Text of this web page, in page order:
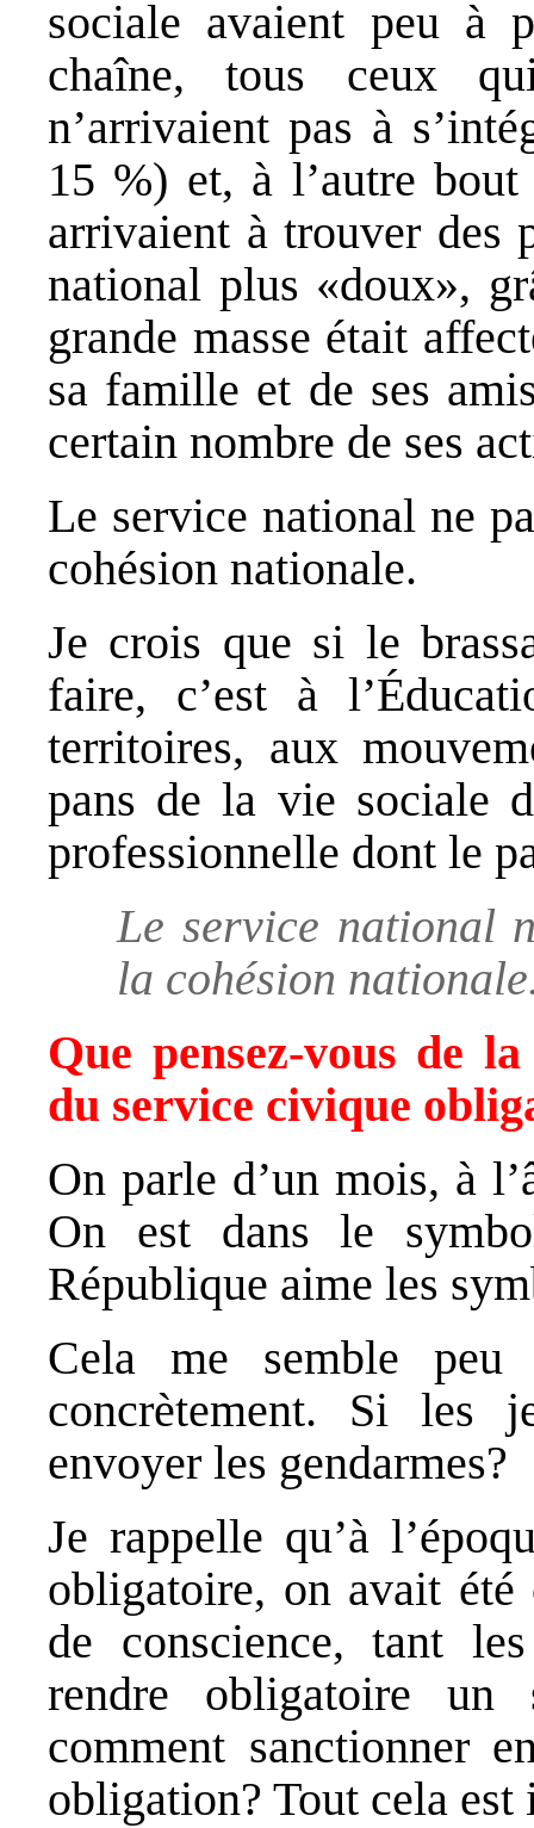
sociale avaient peu à
chaîne, tous ceux
n’arrivaient pas à
15 %) et, à l’autre
arrivaient à trouver des
national plus «doux»,
grande masse était
sa famille et de ses
certain nombre de ses
Le service national ne
cohésion nationale.
Je crois que si le
faire, c’est à
territoires, aux
pans de la vie sociale
professionnelle dont le
Le service national
la cohésion
Que pensez-vous de
du service civique
On parle d’un mois, à
On est dans le
République aime les
Cela me semble
concrètement. Si les
envoyer les gendarmes?
Je rappelle qu’à
obligatoire, on avait
de conscience, tant
rendre obligatoire un
comment sanctionner
obligation? Tout cela